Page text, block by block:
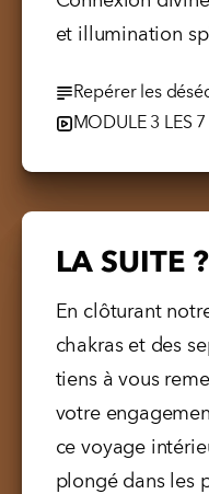
et illumination
Repérer les
MODULE 3 LES
LA SUITE
En clôturant
chakras et des
tiens à vous
votre
ce voyage
plongé dans les